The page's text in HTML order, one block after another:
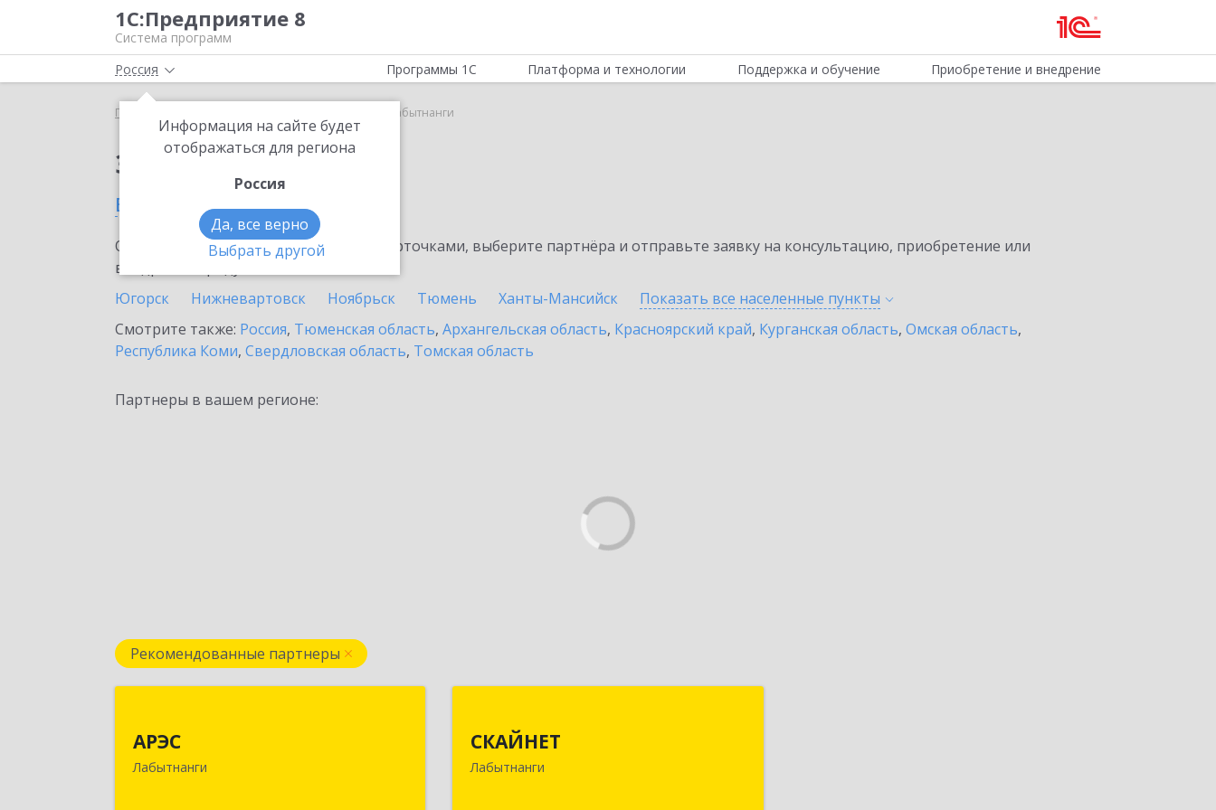
1С:Предприятие 8
Система программ
Россия
Информация на сайте будет
отображаться для региона
Россия
Да, все верно
Выбрать другой
Программы 1С Платформа и технологии Поддержка и обучение Приобретение и внедрение
Главная 1С:Share в Лабытнанги
Заказать 1С:Share
в Лабытнанги
Ознакомьтесь с информационными карточками, выберите партнёра и отправьте заявку на консультацию, приобретение или
внедрение продукта.
Югорск
Нижневартовск Ноябрьск Тюмень Ханты-Мансийск Показать все населенные пункты
Смотрите также: Россия, Тюменская область, Архангельская область, Красноярский край, Курганская область, Омская область,
Республика Коми, Свердловская область, Томская область
Партнеры в вашем регионе:
Рекомендованные партнеры
АРЭС
Лабытнанги
Лабытнанги г, Дзержинского ул, дом
СКАЙНЕТ
Лабытнанги
Лабытнанги г, Школьная ул, дом №